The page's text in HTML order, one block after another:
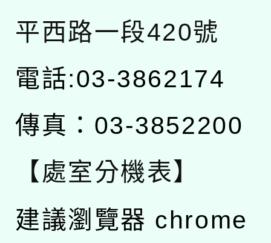
平西路一段420號
電話:03-3862174
傳真：03-3852200
【處室分機表】
建議瀏覽器 chrome